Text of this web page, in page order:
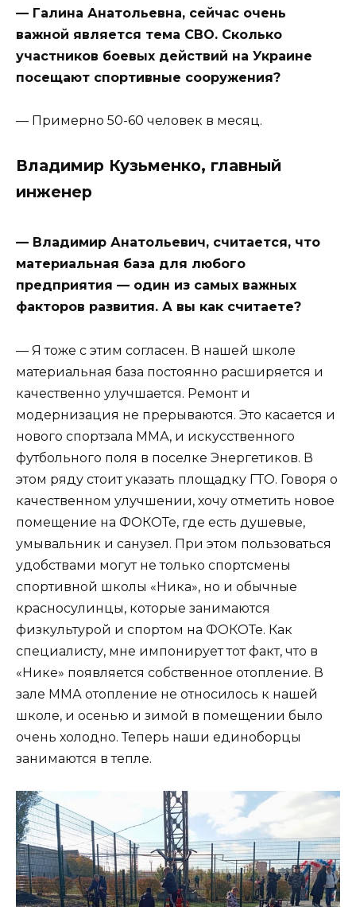
— Галина Анатольевна, сейчас очень
важной является тема СВО. Сколько
участников боевых действий на Украине
посещают спортивные сооружения?
— Примерно 50-60 человек в месяц.
Владимир Кузьменко, главный
инженер
— Владимир Анатольевич, считается, что
материальная база для любого
предприятия — один из самых важных
факторов развития. А вы как считаете?
— Я тоже с этим согласен. В нашей школе
материальная база постоянно расширяется и
качественно улучшается. Ремонт и
модернизация не прерываются. Это касается и
нового спортзала ММА, и искусственного
футбольного поля в поселке Энергетиков. В
этом ряду стоит указать площадку ГТО. Говоря о
качественном улучшении, хочу отметить новое
помещение на ФОКОТе, где есть душевые,
умывальник и санузел. При этом пользоваться
удобствами могут не только спортсмены
спортивной школы «Ника», но и обычные
красносулинцы, которые занимаются
физкультурой и спортом на ФОКОТе. Как
специалисту, мне импонирует тот факт, что в
«Нике» появляется собственное отопление. В
зале ММА отопление не относилось к нашей
школе, и осенью и зимой в помещении было
очень холодно. Теперь наши единоборцы
занимаются в тепле.